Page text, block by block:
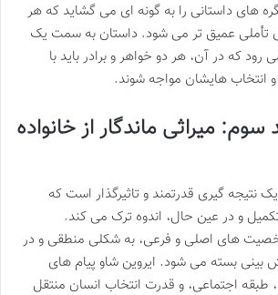
های داستانی را به گونه ای می گشاید که هر
تأملی عمیق تر می شود. داستان به سمت یک
رود که در آن، هر دو خواهر و برادر باید با
هایشان مواجه شوند.
میراثی ماندگار از خانواده
نتیجه گیری قدرتمند و تاثیرگذار است که
و در عین حال، اندوه ترک می کند.
های اصلی و فرعی، به شکلی منطقی و در
بینی بسته می شود. ایروین شاو پیام های
طبقه اجتماعی، و قدرت انتخاب انسان منتقل